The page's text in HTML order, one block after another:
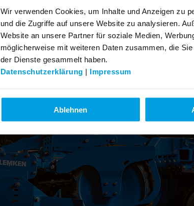
Wir verwenden Cookies, um Inhalte und Anzeigen zu
und die Zugriffe auf unsere Website zu analysieren.
Website an unsere Partner für soziale Medien,
möglicherweise mit weiteren Daten zusammen, die
der Dienste gesammelt haben.
Datenschutzerklärung | Impressum
Ablehnen